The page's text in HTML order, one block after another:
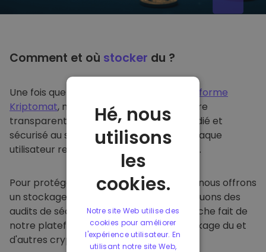
Comment et où stocker du ?
Une fois que vous achetez du sur
la plateforme
Kriptomat, nous le transférons de manière
transparente dans votre portefeuille dédié et
sécurisé au sein de notre plateforme. Chaque
utilisateur reçoit un portefeuille individuel.
Pour protéger nos clients et leurs fonds, nous offrons
un stockage hors ligne sécurisé et effectuons des
audits de sécurité réguliers. Cette approche fait de
notre plateforme un refuge pour le stockage du et
d'autres crypto-monnaies.
Hé, nous
utilisons
les
cookies.
Notre site Web utilise des
cookies pour améliorer
l'expérience utilisateur. En
utilisant notre site Web,